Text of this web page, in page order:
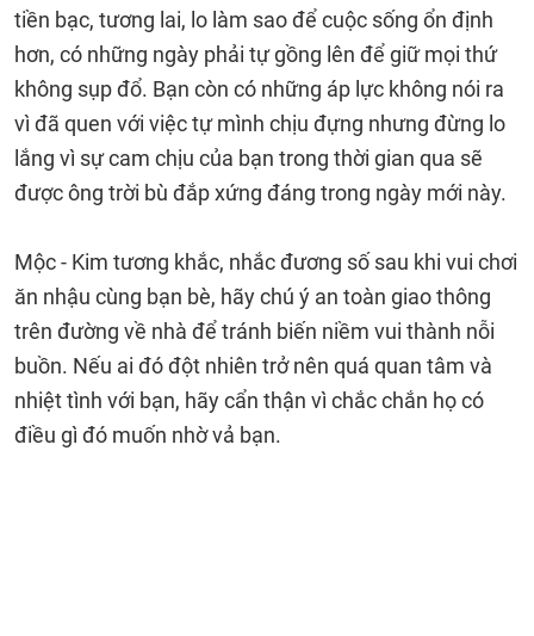
tiền bạc, tương lai, lo làm sao để cuộc sống ổn định
hơn, có những ngày phải tự gồng lên để giữ mọi thứ
không sụp đổ. Bạn còn có những áp lực không nói ra
vì đã quen với việc tự mình chịu đựng nhưng đừng lo
lắng vì sự cam chịu của bạn trong thời gian qua sẽ
được ông trời bù đắp xứng đáng trong ngày mới này.
Mộc - Kim tương khắc, nhắc đương số sau khi vui chơi
ăn nhậu cùng bạn bè, hãy chú ý an toàn giao thông
trên đường về nhà để tránh biến niềm vui thành nỗi
buồn. Nếu ai đó đột nhiên trở nên quá quan tâm và
nhiệt tình với bạn, hãy cẩn thận vì chắc chắn họ có
điều gì đó muốn nhờ vả bạn.